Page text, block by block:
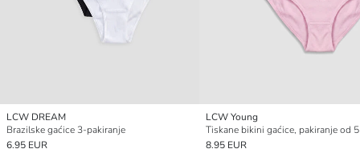
LCW DREAM
Brazilske gaćice 3-pakiranje
6.95 EUR
LCW Young
Tiskane bikini gaćice, pakiranje od 5
8.95 EUR